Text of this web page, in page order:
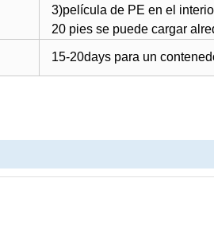
3)película de
20 pies se puede cargar
15-20days para un